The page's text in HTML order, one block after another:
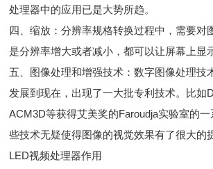
处理器中的应用已是大势所趋。
四、缩放：分辨率规格转换过程中，需要对
是分辨率增大或者减小，都可以让屏幕上显
五、图像处理和增强技术：数字图像处理技
发展到现在，出现了一大批专利技术。比如
ACM3D等获得艾美奖的Faroudja实验室的
些技术无疑使得图像的视觉效果有了很大的
LED视频处理器作用